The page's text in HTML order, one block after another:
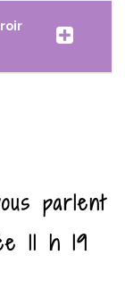
parlent
11 h 19